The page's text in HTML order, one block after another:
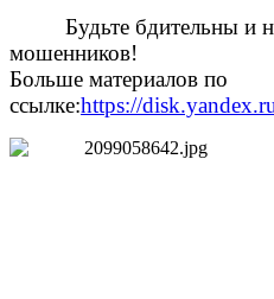
Будьте бдительны и
мошенников!
Больше материалов по
ссылке:https://